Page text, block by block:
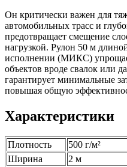
Он критически важен для
автомобильных трасс и
предотвращает смещение
нагрузкой. Рулон 50 м
исполнении (МИКС)
объектов вроде свалок или
гарантирует минимальные
повышая общую
Характеристики
Плотность
500 г/м²
Ширина
2 м